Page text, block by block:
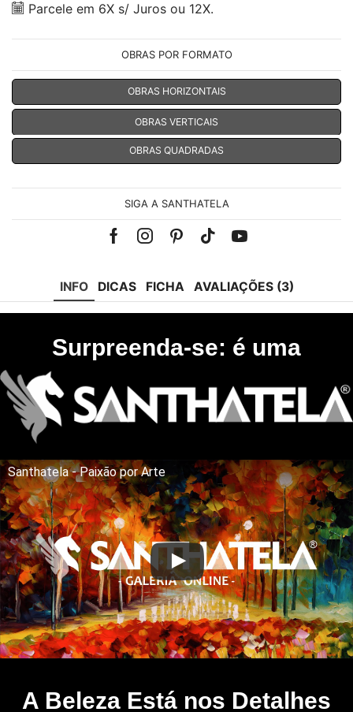
Parcele em 6X s/ Juros ou 12X.
OBRAS POR FORMATO
OBRAS HORIZONTAIS
OBRAS VERTICAIS
OBRAS QUADRADAS
SIGA A SANTHATELA
FacebookInstagramPinterest
Tik-Youtube
INFO DICAS FICHA AVALIAÇÕES (3)
Surpreenda-se: é uma
Santhatela - Paixão por Arte
A Beleza Está nos Detalhes